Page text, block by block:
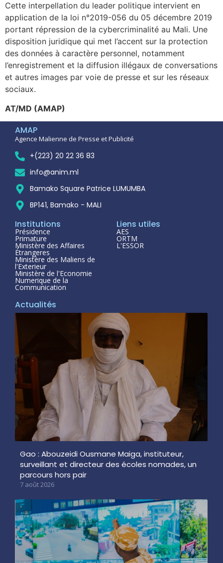
Cette interpellation du leader politique intervient en
application de la loi n°2019-056 du 05 décembre 2019
portant répression de la cybercriminalité au Mali. Une
disposition juridique qui met l’accent sur la protection
des données à caractère personnel, notamment
l’enregistrement et la diffusion illégaux de conversations
et autres images par voie de presse et sur les réseaux
sociaux.
AT/MD (AMAP)
AMAP
Agence Malienne de Presse et Publicité
+(223) 20 22 36 83
info@anim.ml
Bamako Square Patrice LUMUMBA
BP141, Bamako - MALI
Institutions
Présidence
Primature
Ministère des Affaires
Étrangeres
Ministère des Maliens de
l'Exterieur
Ministère de l'Economie
Numerique de la
Communication
Liens utiles
AES
ORTM
L'ESSOR
Actualités
Gao : Abouzeidi Ousmane Maiga, instituteur,
surveillant et directeur des écoles nomades, un
parcours hors pair
7 août 2026